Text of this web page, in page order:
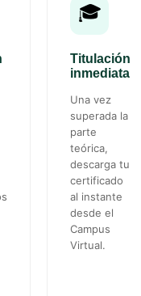
🎓
Titulación
inmediata
Una vez
superada la
parte
teórica,
descarga tu
certificado
al instante
desde el
Campus
Virtual.